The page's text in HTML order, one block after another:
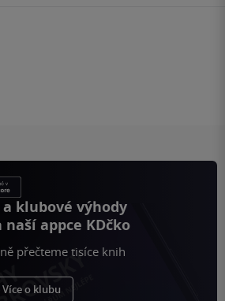
klubové výhody
appce KDčko
přečteme tisíce knih
Více o klubu